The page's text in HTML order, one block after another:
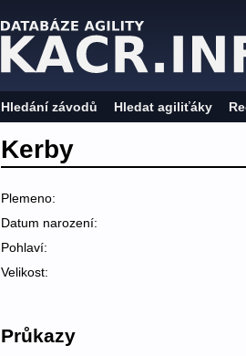
Hledání závodů Hledat agiliťáky
Kerby
Plemeno:
Datum narození:
Pohlaví:
Velikost:
Průkazy